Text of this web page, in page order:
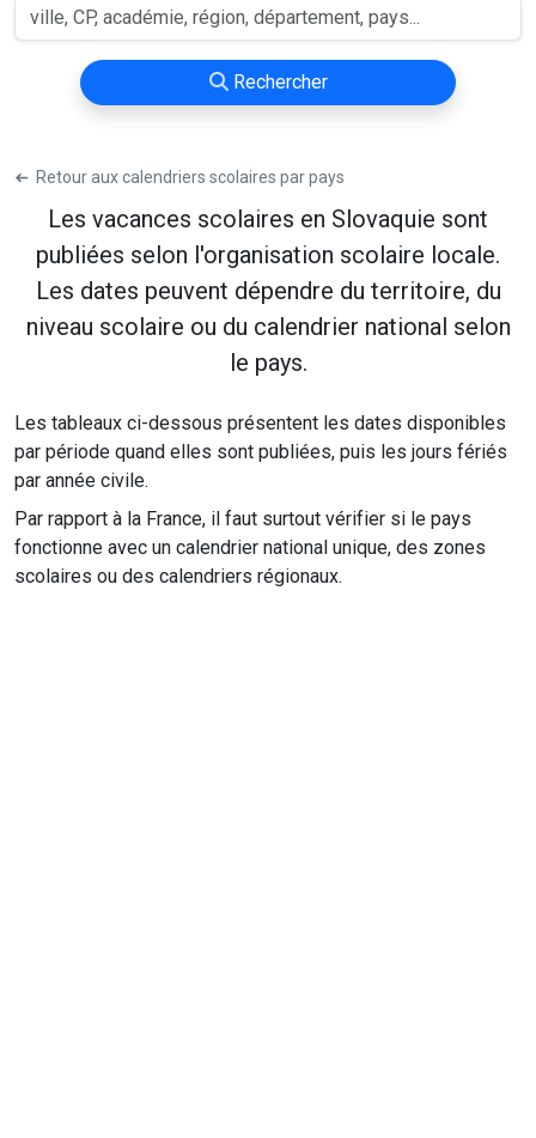
Rechercher
➔ Retour aux calendriers scolaires par pays
Les vacances scolaires en Slovaquie sont
publiées selon l'organisation scolaire locale.
Les dates peuvent dépendre du territoire, du
niveau scolaire ou du calendrier national selon
le pays.
Les tableaux ci-dessous présentent les dates disponibles
par période quand elles sont publiées, puis les jours fériés
par année civile.
Par rapport à la France, il faut surtout vérifier si le pays
fonctionne avec un calendrier national unique, des zones
scolaires ou des calendriers régionaux.